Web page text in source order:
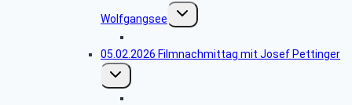
Wolfgangsee
Untermenü
umschalten
05.02.2026 Filmnachmittag mit Josef Pettinger
Untermenü
umschalten